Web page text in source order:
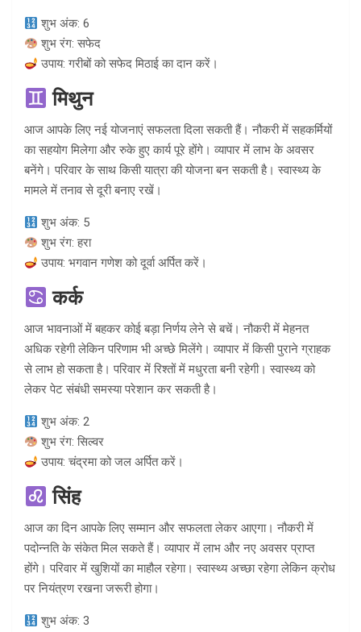
शुभ अंक: 6
शुभ रंग: सफेद
उपाय: गरीबों को सफेद मिठाई का दान करें।
मिथुन
आज आपके लिए नई योजनाएं सफलता दिला सकती हैं। नौकरी में सहकर्मियों
का सहयोग मिलेगा और रुके हुए कार्य पूरे होंगे। व्यापार में लाभ के अवसर
बनेंगे। परिवार के साथ किसी यात्रा की योजना बन सकती है। स्वास्थ्य के
मामले में तनाव से दूरी बनाए रखें।
शुभ अंक: 5
शुभ रंग: हरा
उपाय: भगवान गणेश को दूर्वा अर्पित करें।
कर्क
आज भावनाओं में बहकर कोई बड़ा निर्णय लेने से बचें। नौकरी में मेहनत
अधिक रहेगी लेकिन परिणाम भी अच्छे मिलेंगे। व्यापार में किसी पुराने ग्राहक
से लाभ हो सकता है। परिवार में रिश्तों में मधुरता बनी रहेगी। स्वास्थ्य को
लेकर पेट संबंधी समस्या परेशान कर सकती है।
शुभ अंक: 2
शुभ रंग: सिल्वर
उपाय: चंद्रमा को जल अर्पित करें।
सिंह
आज का दिन आपके लिए सम्मान और सफलता लेकर आएगा। नौकरी में
पदोन्नति के संकेत मिल सकते हैं। व्यापार में लाभ और नए अवसर प्राप्त
होंगे। परिवार में खुशियों का माहौल रहेगा। स्वास्थ्य अच्छा रहेगा लेकिन क्रोध
पर नियंत्रण रखना जरूरी होगा।
शुभ अंक: 3